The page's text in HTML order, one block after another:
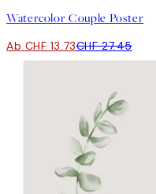
Watercolor Couple Poster
Ab CHF 13.73CHF 27.45